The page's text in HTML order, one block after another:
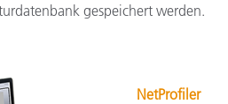
gespeichert werden.
NetProfiler